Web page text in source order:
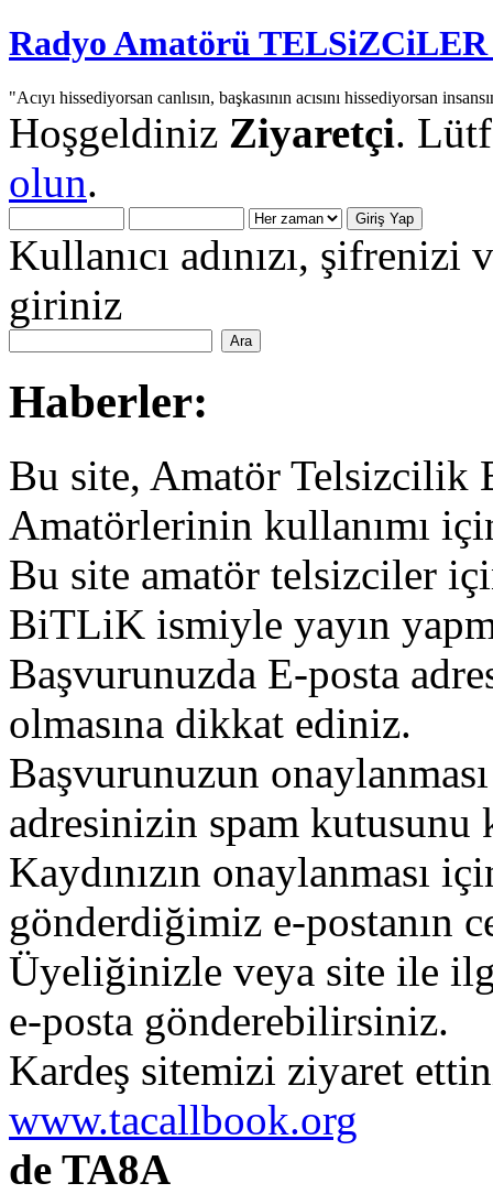
Radyo Amatörü
"Acıyı hissediyorsan canlısın, başkasının acısını hissediyorsan
Hoşgeldiniz Ziyaretçi.
olun.
Kullanıcı adınızı,
giriniz
Haberler:
Bu site, Amatör Telsizcilik
Amatörlerinin kullanımı
Bu site amatör telsizciler
BiTLiK ismiyle yayın
Başvurunuzda E-posta
olmasına dikkat ediniz.
Başvurunuzun
adresinizin spam
Kaydınızın onaylanması
gönderdiğimiz e-postanın
Üyeliğinizle veya site ile
e-posta gönderebilirsiniz.
Kardeş sitemizi ziyaret
www.tacallbook.org
de TA8A